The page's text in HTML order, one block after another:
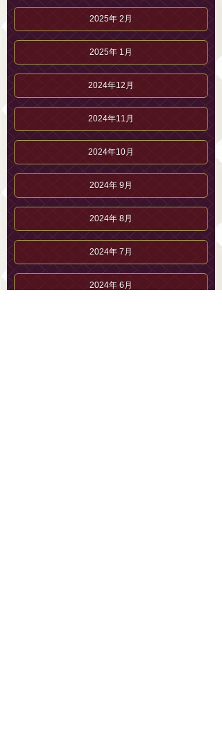
2025年 2月
2025年 1月
2024年12月
2024年11月
2024年10月
2024年 9月
2024年 8月
2024年 7月
2024年 6月